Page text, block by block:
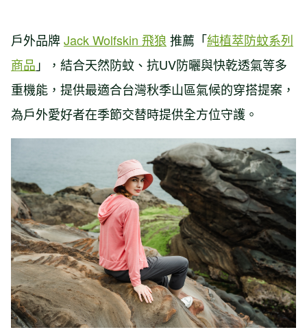
戶外品牌Jack Wolfskin 飛狼 推薦「純植萃防蚊系列
商品 」，結合天然防蚊、抗UV防曬與快乾透氣等多
重機能，提供最適合台灣秋季山區氣候的穿搭提案，
為戶外愛好者在季節交替時提供全方位守護。